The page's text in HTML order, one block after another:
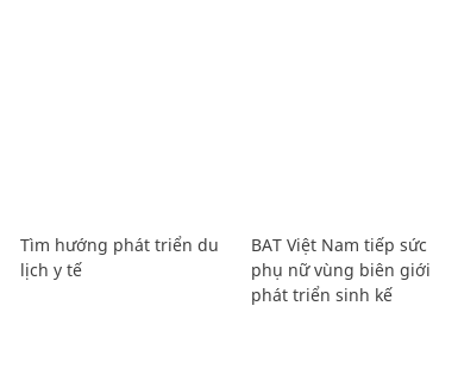
Tìm hướng phát triển du
lịch y tế
BAT Việt Nam tiếp sức
phụ nữ vùng biên giới
phát triển sinh kế